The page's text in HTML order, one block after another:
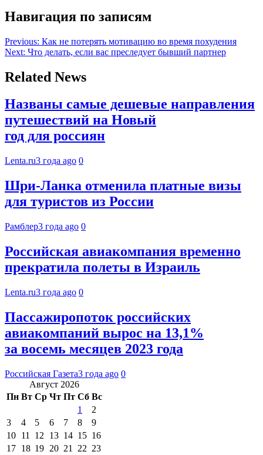
Навигация по записям
Previous: Как не потерять мотивацию во время похудения
Next: Что делать, если вас преследует бывший партнер
Related News
Названы самые дешевые направления
путешествий на Новый
год для россиян
Lenta.ru3 года ago 0
Шри-Ланка отменила платные визы
для туристов из России
Рамблер3 года ago 0
Российская авиакомпания временно
прекратила полеты в Израиль
Lenta.ru3 года ago 0
Пассажиропоток российских
авиакомпаний вырос на 13,1%
за восемь месяцев 2023 года
Российская Газета3 года ago 0
Август 2026
Пн Вт Ср Чт Пт Сб Вс
1
2
3
4 5 6 7 8
9
10 11 12 13 14 15 16
17 18 19 20 21 22 23